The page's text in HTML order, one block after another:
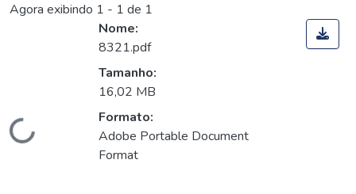
Agora exibindo 1 - 1 de 1
Carregando...
Nome:
8321.pdf
Tamanho:
16,02 MB
Formato:
Adobe Portable Document
Format